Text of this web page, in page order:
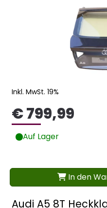
Audi A5 8T
Inkl. MwSt. 19%
€ 799,99
Auf Lager
In den